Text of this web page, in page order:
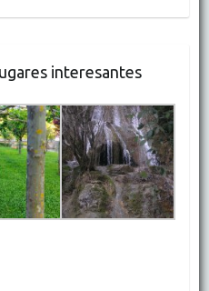
interesantes